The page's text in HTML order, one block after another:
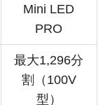
Mini LED
PRO
最大1,296分
割（100V
型）